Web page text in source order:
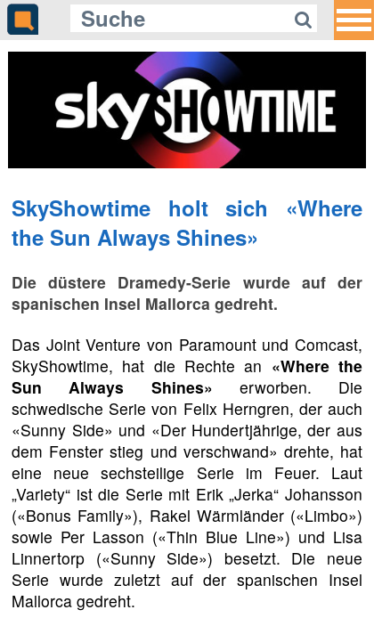
SkyShowtime holt sich «Where
the Sun Always Shines»
Die düstere Dramedy-Serie wurde auf der
spanischen Insel Mallorca gedreht.
Das Joint Venture von Paramount und Comcast,
SkyShowtime, hat die Rechte an «Where the
Sun Always Shines» erworben. Die
schwedische Serie von Felix Herngren, der auch
«Sunny Side» und «Der Hundertjährige, der aus
dem Fenster stieg und verschwand» drehte, hat
eine neue sechsteilige Serie im Feuer. Laut
„Variety“ ist die Serie mit Erik „Jerka“ Johansson
(«Bonus Family»), Rakel Wärmländer («Limbo»)
sowie Per Lasson («Thin Blue Line») und Lisa
Linnertorp («Sunny Side») besetzt. Die neue
Serie wurde zuletzt auf der spanischen Insel
Mallorca gedreht.